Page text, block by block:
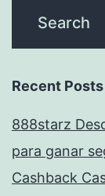
Recent Posts
888starz
para ganar
Cashback